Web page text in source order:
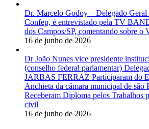
Dr. Marcelo Godoy – Delegado
Confep, é entrevistado pela TV
dos Campos/SP, comentando sobre o
16 de junho de 2026
Dr João Nunes vice presidente
(conselho federal parlamentar)
JARBAS FERRAZ Participaram do
Anchieta da câmara municipal de são
Receberam Diploma pelos Trabalhos
civil
16 de junho de 2026